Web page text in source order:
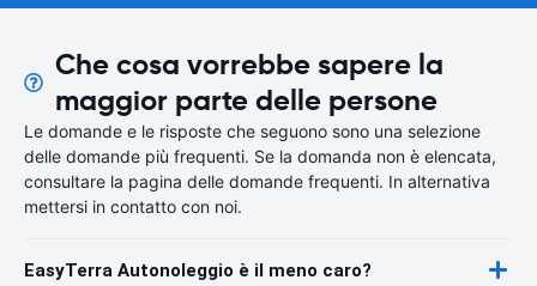
Che cosa vorrebbe sapere la
maggior parte delle persone
Le domande e le risposte che seguono sono una selezione
delle domande più frequenti. Se la domanda non è elencata,
consultare la pagina delle domande frequenti. In alternativa
mettersi in contatto con noi.
EasyTerra Autonoleggio è il meno caro?